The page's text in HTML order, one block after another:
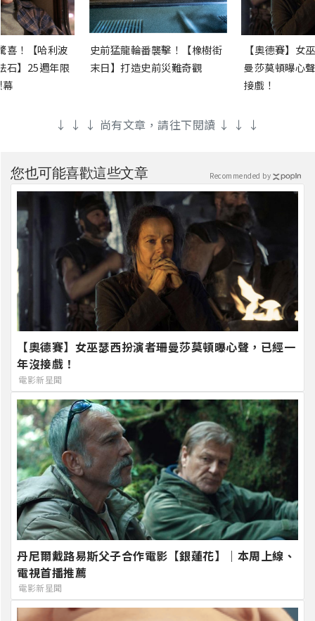
喜！【哈利波
石】25週年限
史前猛龍輪番襲擊！【橡樹街
末日】打造史前災難奇觀
【奧德賽】女
曼莎莫頓曝心
接戲！
↓ ↓ ↓ 尚有文章，請往下閱讀 ↓ ↓ ↓
您也可能喜歡這些文章
【奧德賽】女巫瑟西扮演者珊曼莎莫頓曝心聲，已經一
年沒接戲！
電影新星聞
丹尼爾戴路易斯父子合作電影【銀蓮花】｜本周上線、
電視首播推薦
電影新星聞
Recommended by